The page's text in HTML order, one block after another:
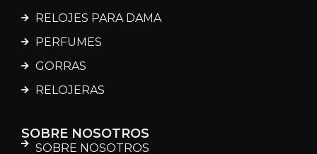
RELOJES PARA DAMA
PERFUMES
GORRAS
RELOJERAS
SOBRE NOSOTROS
SOBRE NOSOTROS